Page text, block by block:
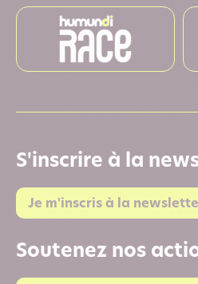
S'inscrire à la
Je m'inscris à la
Soutenez nos